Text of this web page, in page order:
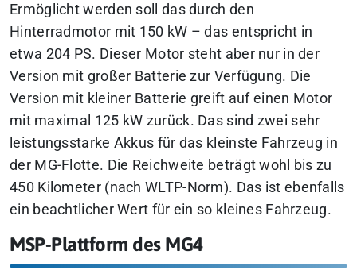
Ermöglicht werden soll das durch den
Hinterradmotor mit 150 kW – das entspricht in
etwa 204 PS. Dieser Motor steht aber nur in der
Version mit großer Batterie zur Verfügung. Die
Version mit kleiner Batterie greift auf einen Motor
mit maximal 125 kW zurück. Das sind zwei sehr
leistungsstarke Akkus für das kleinste Fahrzeug in
der MG-Flotte. Die Reichweite beträgt wohl bis zu
450 Kilometer (nach WLTP-Norm). Das ist ebenfalls
ein beachtlicher Wert für ein so kleines Fahrzeug.
MSP-Plattform des MG4